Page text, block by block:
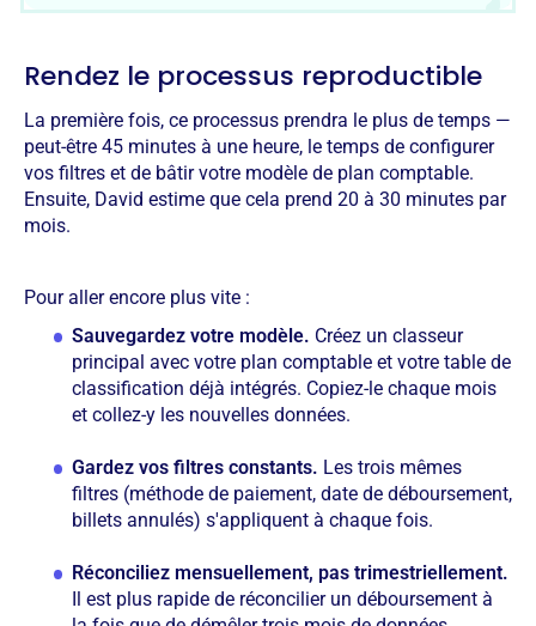
Rendez le processus reproductible
La première fois, ce processus prendra le plus de temps —
peut-être 45 minutes à une heure, le temps de configurer
vos filtres et de bâtir votre modèle de plan comptable.
Ensuite, David estime que cela prend 20 à 30 minutes par
mois.
Pour aller encore plus vite :
Sauvegardez votre modèle. Créez un classeur
principal avec votre plan comptable et votre table de
classification déjà intégrés. Copiez-le chaque mois
et collez-y les nouvelles données.
Gardez vos filtres constants. Les trois mêmes
filtres (méthode de paiement, date de déboursement,
billets annulés) s'appliquent à chaque fois.
Réconciliez mensuellement, pas trimestriellement.
Il est plus rapide de réconcilier un déboursement à